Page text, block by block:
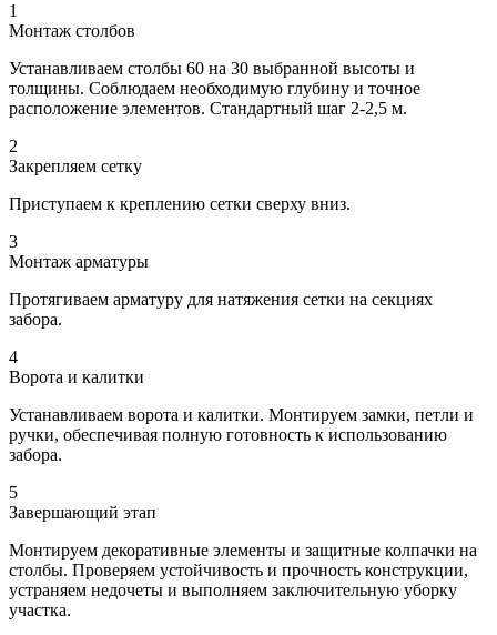
1
Монтаж столбов
Устанавливаем столбы 60 на 30 выбранной высоты и
толщины. Соблюдаем необходимую глубину и точное
расположение элементов. Стандартный шаг 2-2,5 м.
2
Закрепляем сетку
Приступаем к креплению сетки сверху вниз.
3
Монтаж арматуры
Протягиваем арматуру для натяжения сетки на секциях
забора.
4
Ворота и калитки
Устанавливаем ворота и калитки. Монтируем замки, петли и
ручки, обеспечивая полную готовность к использованию
забора.
5
Завершающий этап
Монтируем декоративные элементы и защитные колпачки на
столбы. Проверяем устойчивость и прочность конструкции,
устраняем недочеты и выполняем заключительную уборку
участка.